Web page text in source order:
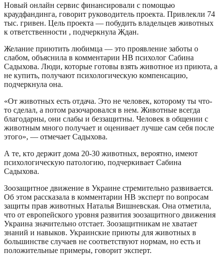
Новый онлайн сервис финансировали с помощью
краудфандинга, говорит руководитель проекта. Привлекли 74
тыс. гривен. Цель проекта — побудить владельцев животных
к ответственности , подчеркнула Ждан.
Желание приютить любимца — это проявление заботы о
слабом, объяснила в комментарии НВ психолог Сабина
Садыхова. Люди, которые готовы взять животное из приюта, а
не купить, получают психологическую компенсацию,
подчеркнула она.
«От животных есть отдача. Это не человек, которому ты что-
то сделал, а потом разочаровался в нем. Животные всегда
благодарны, они слабы и беззащитны. Человек в общении с
животным много получает и оценивает лучше сам себя после
этого», — отмечает Садыхова.
А те, кто держит дома 20-30 животных, вероятно, имеют
психологическую патологию, подчеркивает Сабина
Садыхова.
Зоозащитное движение в Украине стремительно развивается.
Об этом рассказала в комментарии НВ эксперт по вопросам
защиты прав животных Наталья Вишневская. Она отметила,
что от европейского уровня развития зоозащитного движения
Украина значительно отстает. Зоозащитникам не хватает
знаний и навыков. Украинские приюты для животных в
большинстве случаев не соответствуют нормам, но есть и
положительные примеры, говорит эксперт.